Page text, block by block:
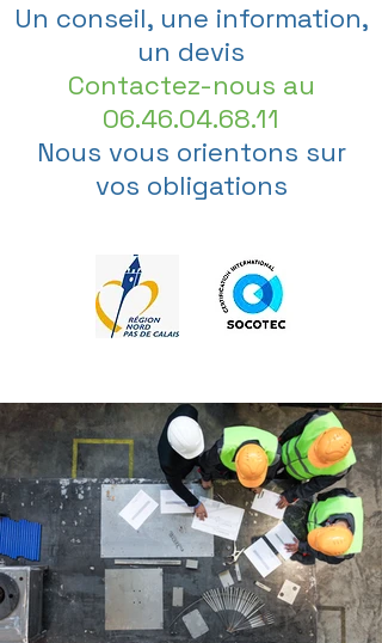
Un conseil, une information,
un devis
Contactez-nous au
06.46.04.68.11
Nous vous orientons sur
vos obligations